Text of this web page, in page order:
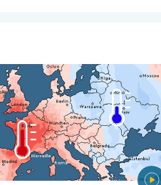
. . mercredi 22 juillet
contrastes météo en juillet. En